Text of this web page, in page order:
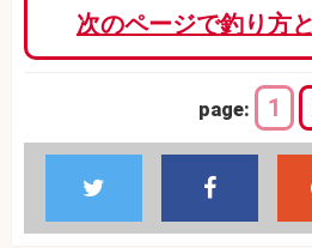
次のページで釣り方
page: 1